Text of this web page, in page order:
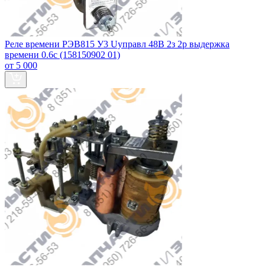
Реле времени РЭВ815 У3 Uуправл 48В 2з 2р выдержка
времени 0.6с (158150902 01)
от 5 000